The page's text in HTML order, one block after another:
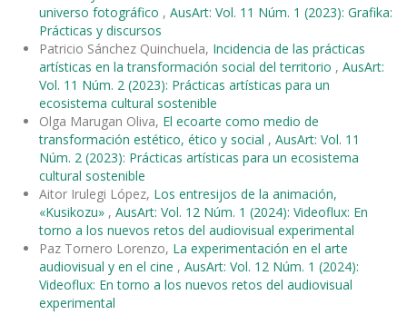
universo fotográfico , AusArt: Vol. 11 Núm. 1 (2023): Grafika:
Prácticas y discursos
Patricio Sánchez Quinchuela, Incidencia de las prácticas
artísticas en la transformación social del territorio , AusArt:
Vol. 11 Núm. 2 (2023): Prácticas artísticas para un
ecosistema cultural sostenible
Olga Marugan Oliva, El ecoarte como medio de
transformación estético, ético y social , AusArt: Vol. 11
Núm. 2 (2023): Prácticas artísticas para un ecosistema
cultural sostenible
Aitor Irulegi López, Los entresijos de la animación,
«Kusikozu» , AusArt: Vol. 12 Núm. 1 (2024): Videoflux: En
torno a los nuevos retos del audiovisual experimental
Paz Tornero Lorenzo, La experimentación en el arte
audiovisual y en el cine , AusArt: Vol. 12 Núm. 1 (2024):
Videoflux: En torno a los nuevos retos del audiovisual
experimental